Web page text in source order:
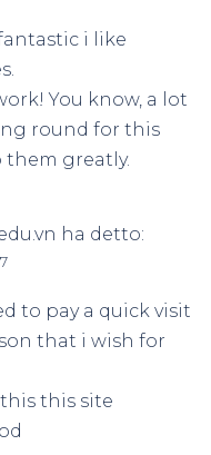
i like
You know, a lot
round for this
them greatly.
ha detto:
to pay a quick visit
that i wish for
this site